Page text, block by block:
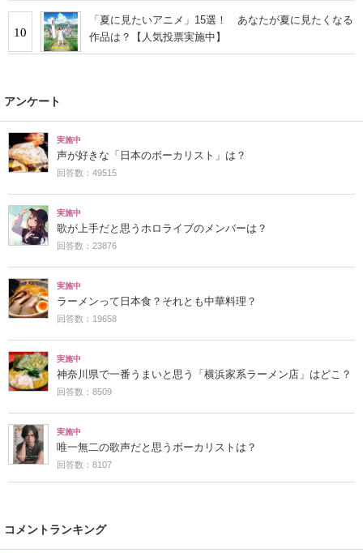
10
「夏に見たいアニメ」15選！ あなたが夏に見たくなる
作品は？【人気投票実施中】
アンケート
実施中
声が好きな「日本のボーカリスト」は？
回答数：49515
実施中
歌が上手だと思うホロライブのメンバーは？
回答数：23876
実施中
ラーメンって日本食？それとも中華料理？
回答数：19658
実施中
神奈川県で一番うまいと思う「横浜家系ラーメン店」はどこ？
回答数：8509
実施中
唯一無二の歌声だと思うボーカリストは？
回答数：8107
コメントランキング